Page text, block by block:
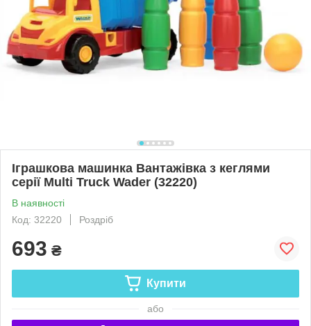
Іграшкова машинка Вантажівка з кеглями
серії Multi Truck Wader (32220)
В наявності
Код: 32220
Роздріб
693 ₴
Купити
або